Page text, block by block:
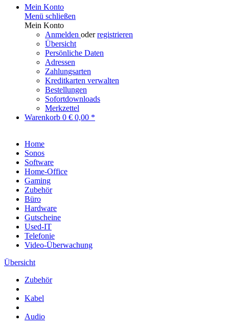
Mein Konto
Menü schließen
Mein Konto
Anmelden oderregistrieren
Übersicht
Persönliche Daten
Adressen
Zahlungsarten
Kreditkarten verwalten
Bestellungen
Sofortdownloads
Merkzettel
Warenkorb 0 € 0,00 *
Home
Sonos
Software
Home-Office
Gaming
Zubehör
Büro
Hardware
Gutscheine
Used-IT
Telefonie
Video-Überwachung
Übersicht
Zubehör
Kabel
Audio